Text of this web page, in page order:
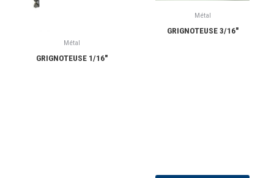
Métal
GRIGNOTEUSE 1/16″
Métal
GRIGNOTEUSE 3/16″